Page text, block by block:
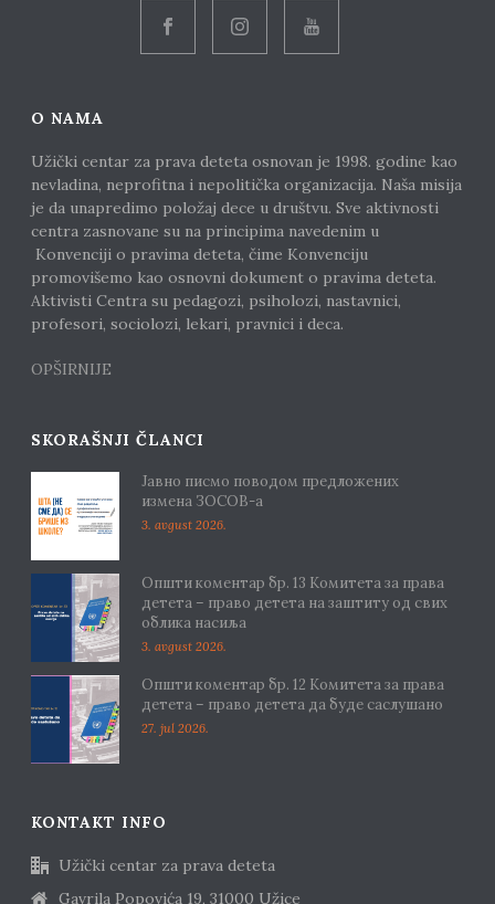
O NAMA
Užički centar za prava deteta osnovan je 1998. godine kao
nevladina, neprofitna i nepolitička organizacija. Naša misija
je da unapredimo položaj dece u društvu. Sve aktivnosti
centra zasnovane su na principima navedenim u
Konvenciji o pravima deteta, čime Konvenciju
promovišemo kao osnovni dokument o pravima deteta.
Aktivisti Centra su pedagozi, psiholozi, nastavnici,
profesori, sociolozi, lekari, pravnici i deca.
OPŠIRNIJE
SKORAŠNJI ČLANCI
Јавно писмо поводом предложених
измена ЗОСОВ-а
3. avgust 2026.
Општи коментар бр. 13 Комитета за права
детета – право детета на заштиту од свих
облика насиља
3. avgust 2026.
Општи коментар бр. 12 Комитета за права
детета – право детета да буде саслушано
27. jul 2026.
KONTAKT INFO
Užički centar za prava deteta
Gavrila Popovića 19, 31000 Užice